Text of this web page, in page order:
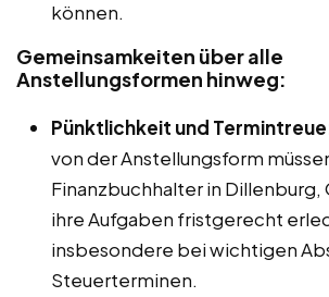
können.
Gemeinsamkeiten über alle
Anstellungsformen hinweg:
Pünktlichkeit und
von der Anstellungsform
Finanzbuchhalter in Dillenburg,
ihre Aufgaben fristgerecht
insbesondere bei wichtigen
Steuerterminen.